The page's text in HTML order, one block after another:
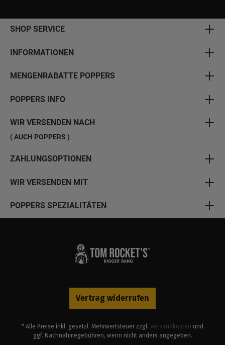
SHOP SERVICE
INFORMATIONEN
MENGENRABATTE POPPERS
POPPERS INFO
WIR VERSENDEN NACH
( AUCH POPPERS )
ZAHLUNGSOPTIONEN
WIR VERSENDEN MIT
POPPERS SPEZIALITÄTEN
Vertrag widerrufen
* Alle Preise inkl. gesetzl. Mehrwertsteuer zzgl. Versandkosten und
ggf. Nachnahmegebühren, wenn nicht anders angegeben.